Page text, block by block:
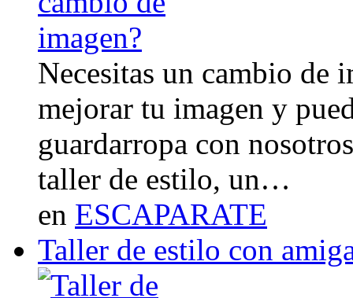
Necesitas un cambio de
mejorar tu imagen y
guardarropa con
taller de estilo, un…
en ESCAPARATE
Taller de estilo con